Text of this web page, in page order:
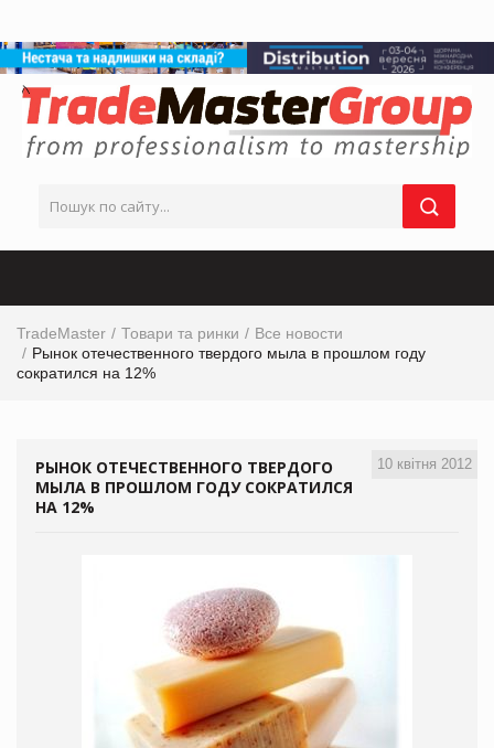
TradeMaster Товари та ринки
Все новости
Рынок отечественного твердого мыла в прошлом году
сократился на 12%
10 квітня 2012
РЫНОК ОТЕЧЕСТВЕННОГО ТВЕРДОГО
МЫЛА В ПРОШЛОМ ГОДУ СОКРАТИЛСЯ
НА 12%